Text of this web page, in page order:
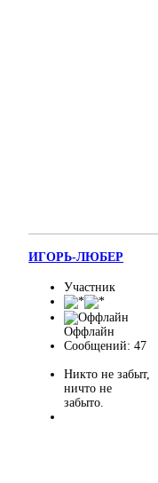
ИГОРЬ-ЛЮБЕР
Участник
Оффлайн
Сообщений: 47
Никто не забыт,
ничто не
забыто.